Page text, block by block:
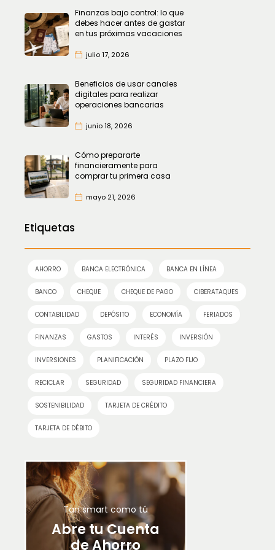
Finanzas bajo control: lo que
debes hacer antes de gastar
en tus próximas vacaciones
julio 17, 2026
Beneficios de usar canales
digitales para realizar
operaciones bancarias
junio 18, 2026
Cómo prepararte
financieramente para
comprar tu primera casa
mayo 21, 2026
Etiquetas
AHORRO BANCA ELECTRÓNICA BANCA EN LÍNEA
BANCO CHEQUE CHEQUE DE PAGO CIBERATAQUES
CONTABILIDAD DEPÓSITO ECONOMÍA FERIADOS
FINANZAS GASTOS INTERÉS INVERSIÓN
INVERSIONES PLANIFICACIÓN PLAZO FIJO
RECICLAR SEGURIDAD SEGURIDAD FINANCIERA
SOSTENIBILIDAD TARJETA DE CRÉDITO
TARJETA DE DÉBITO
Tan smart como tú
Abre tu Cuenta
de Ahorro